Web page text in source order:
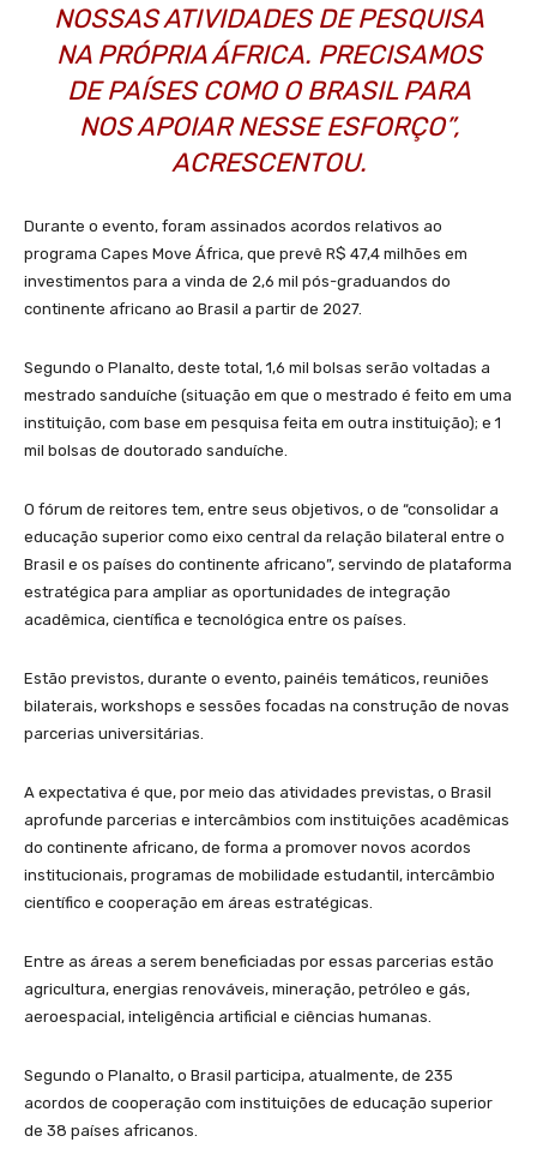
NOSSAS ATIVIDADES DE PESQUISA
NA PRÓPRIA ÁFRICA. PRECISAMOS
DE PAÍSES COMO O BRASIL PARA
NOS APOIAR NESSE ESFORÇO”,
ACRESCENTOU.
Durante o evento, foram assinados acordos relativos ao
programa Capes Move África, que prevê R$ 47,4 milhões em
investimentos para a vinda de 2,6 mil pós-graduandos do
continente africano ao Brasil a partir de 2027.
Segundo o Planalto, deste total, 1,6 mil bolsas serão voltadas a
mestrado sanduíche (situação em que o mestrado é feito em uma
instituição, com base em pesquisa feita em outra instituição); e 1
mil bolsas de doutorado sanduíche.
O fórum de reitores tem, entre seus objetivos, o de “consolidar a
educação superior como eixo central da relação bilateral entre o
Brasil e os países do continente africano”, servindo de plataforma
estratégica para ampliar as oportunidades de integração
acadêmica, científica e tecnológica entre os países.
Estão previstos, durante o evento, painéis temáticos, reuniões
bilaterais, workshops e sessões focadas na construção de novas
parcerias universitárias.
A expectativa é que, por meio das atividades previstas, o Brasil
aprofunde parcerias e intercâmbios com instituições acadêmicas
do continente africano, de forma a promover novos acordos
institucionais, programas de mobilidade estudantil, intercâmbio
científico e cooperação em áreas estratégicas.
Entre as áreas a serem beneficiadas por essas parcerias estão
agricultura, energias renováveis, mineração, petróleo e gás,
aeroespacial, inteligência artificial e ciências humanas.
Segundo o Planalto, o Brasil participa, atualmente, de 235
acordos de cooperação com instituições de educação superior
de 38 países africanos.